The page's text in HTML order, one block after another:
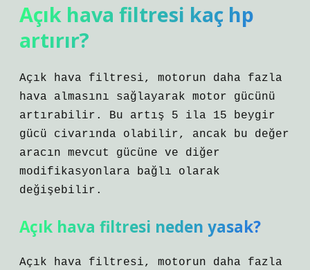
Açık hava filtresi kaç hp
artırır?
Açık hava filtresi, motorun daha fazla
hava almasını sağlayarak motor gücünü
artırabilir. Bu artış 5 ila 15 beygir
gücü civarında olabilir, ancak bu değer
aracın mevcut gücüne ve diğer
modifikasyonlara bağlı olarak
değişebilir.
Açık hava filtresi neden yasak?
Açık hava filtresi, motorun daha fazla